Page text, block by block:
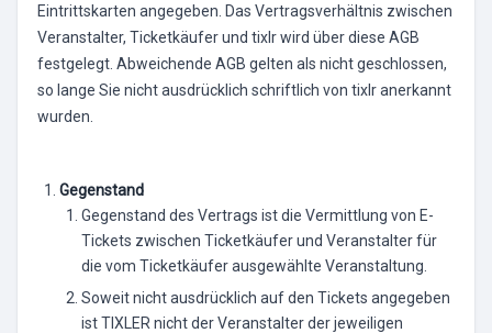
Eintrittskarten angegeben. Das Vertragsverhältnis zwischen
Veranstalter, Ticketkäufer und tixlr wird über diese AGB
festgelegt. Abweichende AGB gelten als nicht geschlossen,
so lange Sie nicht ausdrücklich schriftlich von tixlr anerkannt
wurden.
Gegenstand
Gegenstand des Vertrags ist die Vermittlung von E-
Tickets zwischen Ticketkäufer und Veranstalter für
die vom Ticketkäufer ausgewählte Veranstaltung.
Soweit nicht ausdrücklich auf den Tickets angegeben
ist TIXLER nicht der Veranstalter der jeweiligen